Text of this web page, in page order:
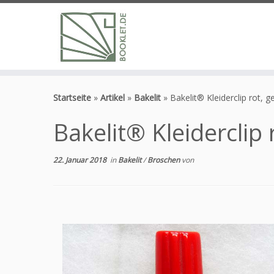
Startseite » Artikel » Bakelit » Bakelit® Kleiderclip rot,
Bakelit® Kleiderclip
22. Januar 2018inBakelit/Broschenvon